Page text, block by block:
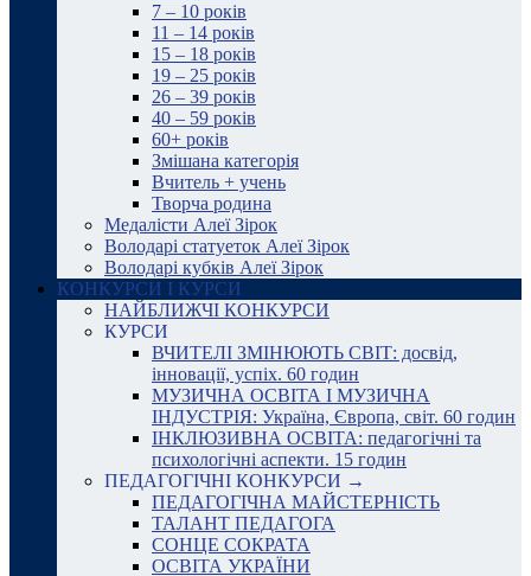
7 – 10 років
11 – 14 років
15 – 18 років
19 – 25 років
26 – 39 років
40 – 59 років
60+ років
Змішана категорія
Вчитель + учень
Творча родина
Медалісти Алеї Зірок
Володарі статуеток Алеї Зірок
Володарі кубків Алеї Зірок
КОНКУРСИ І КУРСИ
НАЙБЛИЖЧІ КОНКУРСИ
КУРСИ
ВЧИТЕЛІ ЗМІНЮЮТЬ СВІТ: досвід,
інновації, успіх. 60 годин
МУЗИЧНА ОСВІТА І МУЗИЧНА
ІНДУСТРІЯ: Україна, Європа, світ. 60 годин
ІНКЛЮЗИВНА ОСВІТА: педагогічні та
психологічні аспекти. 15 годин
ПЕДАГОГІЧНІ КОНКУРСИ →
ПЕДАГОГІЧНА МАЙСТЕРНІСТЬ
ТАЛАНТ ПЕДАГОГА
СОНЦЕ СОКРАТА
ОСВІТА УКРАЇНИ